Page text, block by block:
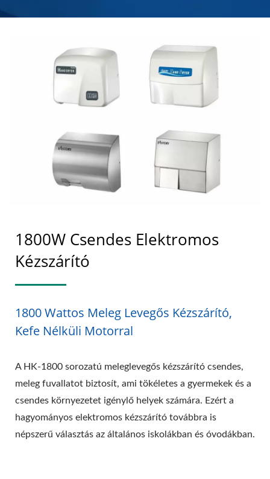
1800W Csendes Elektromos
Kézszárító
1800 Wattos Meleg Levegős Kézszárító,
Kefe Nélküli Motorral
A HK-1800 sorozatú meleglevegős kézszárító csendes,
meleg fuvallatot biztosít, ami tökéletes a gyermekek és a
csendes környezetet igénylő helyek számára. Ezért a
hagyományos elektromos kézszárító továbbra is
népszerű választás az általános iskolákban és óvodákban.